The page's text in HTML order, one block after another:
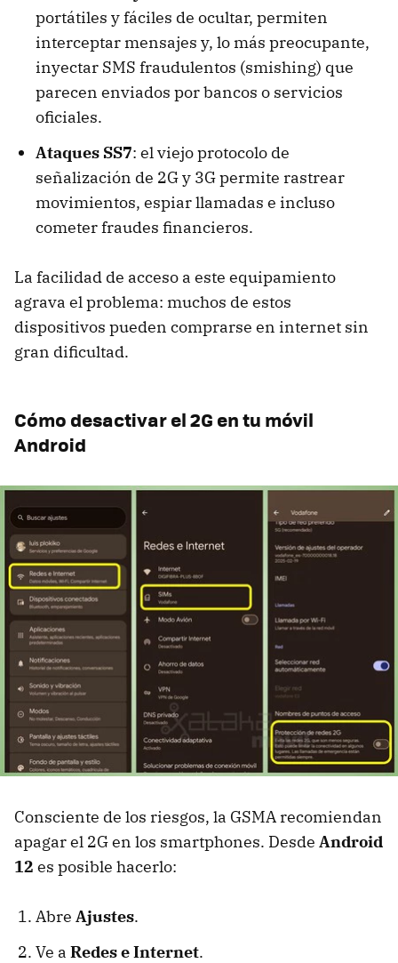
portátiles y fáciles de ocultar, permiten
interceptar mensajes y, lo más preocupante,
inyectar SMS fraudulentos (smishing) que
parecen enviados por bancos o servicios
oficiales.
Ataques SS7: el viejo protocolo de
señalización de 2G y 3G permite rastrear
movimientos, espiar llamadas e incluso
cometer fraudes financieros.
La facilidad de acceso a este equipamiento
agrava el problema: muchos de estos
dispositivos pueden comprarse en internet sin
gran dificultad.
Cómo desactivar el 2G en tu móvil
Android
Consciente de los riesgos, la GSMA recomiendan
apagar el 2G en los smartphones. Desde Android
12 es posible hacerlo:
Abre Ajustes.
Ve a Redes e Internet.